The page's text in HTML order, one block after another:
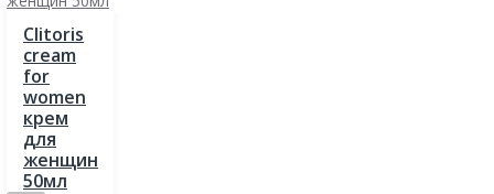
Clitoris
cream
for
women
крем
для
женщин
50мл